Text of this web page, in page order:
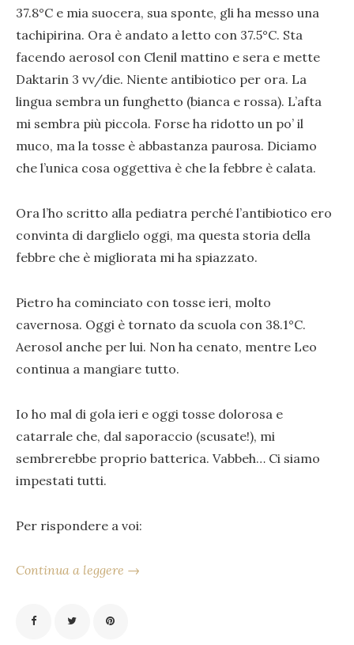
37.8°C e mia suocera, sua sponte, gli ha messo una
tachipirina. Ora è andato a letto con 37.5°C. Sta
facendo aerosol con Clenil mattino e sera e mette
Daktarin 3 vv/die. Niente antibiotico per ora. La
lingua sembra un funghetto (bianca e rossa). L’afta
mi sembra più piccola. Forse ha ridotto un po’ il
muco, ma la tosse è abbastanza paurosa. Diciamo
che l’unica cosa oggettiva è che la febbre è calata.
Ora l’ho scritto alla pediatra perché l’antibiotico ero
convinta di darglielo oggi, ma questa storia della
febbre che è migliorata mi ha spiazzato.
Pietro ha cominciato con tosse ieri, molto
cavernosa. Oggi è tornato da scuola con 38.1°C.
Aerosol anche per lui. Non ha cenato, mentre Leo
continua a mangiare tutto.
Io ho mal di gola ieri e oggi tosse dolorosa e
catarrale che, dal saporaccio (scusate!), mi
sembrerebbe proprio batterica. Vabbeh… Ci siamo
impestati tutti.
Per rispondere a voi:
Continua a leggere →